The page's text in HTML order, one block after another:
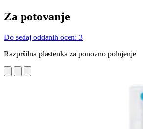
Za potovanje
Do sedaj oddanih ocen: 3
Razpršilna plastenka za ponovno polnjenje